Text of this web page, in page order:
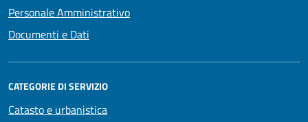
Personale Amministrativo
Documenti e Dati
CATEGORIE DI SERVIZIO
Catasto e urbanistica